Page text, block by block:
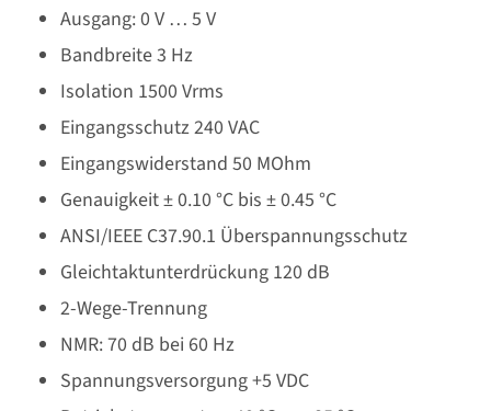
Ausgang: 0 V … 5 V
Bandbreite 3 Hz
Isolation 1500 Vrms
Eingangsschutz 240 VAC
Eingangswiderstand 50 MOhm
Genauigkeit ± 0.10 °C bis ± 0.45 °C
ANSI/IEEE C37.90.1 Überspannungsschutz
Gleichtaktunterdrückung 120 dB
2-Wege-Trennung
NMR: 70 dB bei 60 Hz
Spannungsversorgung +5 VDC